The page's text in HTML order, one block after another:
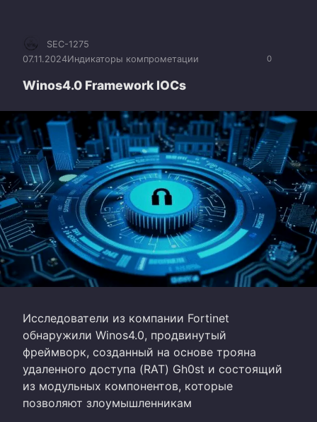
0
SEC-1275
07.11.2024Индикаторы компрометации
Winos4.0 Framework IOCs
Исследователи из компании Fortinet
обнаружили Winos4.0, продвинутый
фреймворк, созданный на основе трояна
удаленного доступа (RAT) Gh0st и состоящий
из модульных компонентов, которые
позволяют злоумышленникам